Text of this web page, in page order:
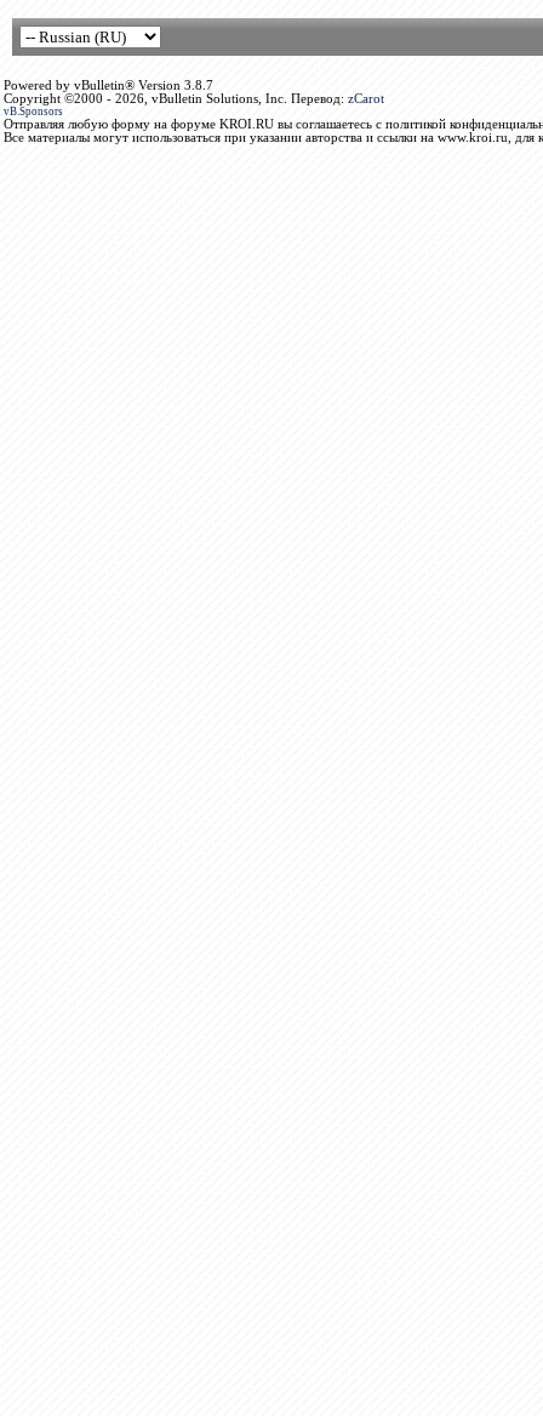
Powered by vBulletin® Version 3.8.7
Copyright ©2000 - 2026, vBulletin Solutions, Inc. Перевод: zCarot
vB.Sponsors
Отправляя любую форму на форуме KROI.RU вы соглашаетесь с политикой
Все материалы могут использоваться при указании авторства и ссылки на www.kroi.ru, для